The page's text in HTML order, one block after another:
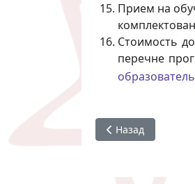
Прием на
Стоимость
перечне
Предыдущий:
Назад